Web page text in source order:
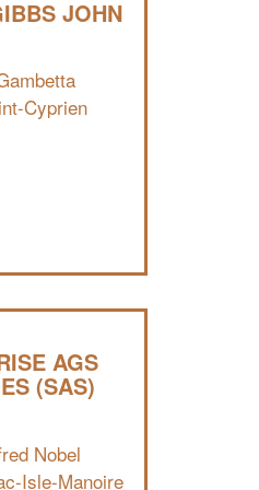
JOHN
Cyprien
AGS
(SAS)
Nobel
Isle-Manoire
?